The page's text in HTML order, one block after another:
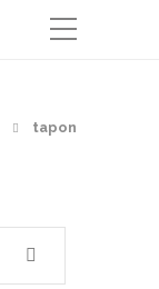
tapon